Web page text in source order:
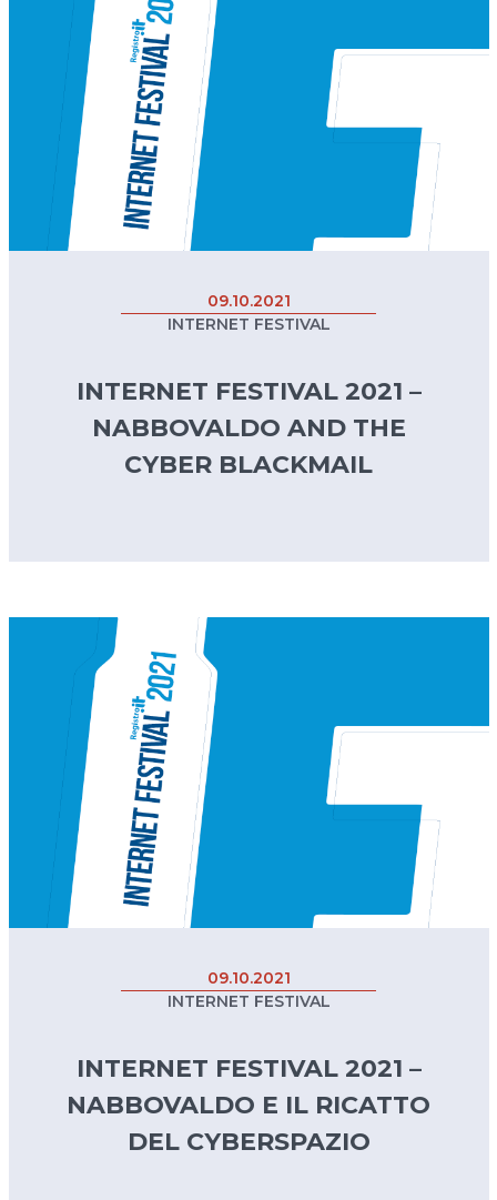
09.10.2021
INTERNET FESTIVAL
INTERNET FESTIVAL 2021 –
NABBOVALDO AND THE
CYBER BLACKMAIL
09.10.2021
INTERNET FESTIVAL
INTERNET FESTIVAL 2021 –
NABBOVALDO E IL RICATTO
DEL CYBERSPAZIO